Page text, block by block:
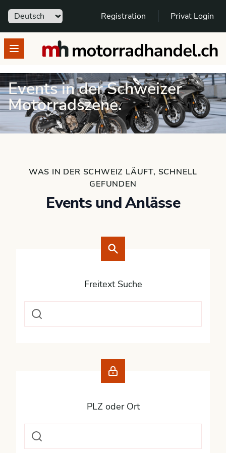
Sprache Registration Privat Login
Open menumotorradhandel.ch
Events in der Schweizer
Motorradszene.
WAS IN DER SCHWEIZ LÄUFT, SCHNELL
GEFUNDEN
Events und Anlässe
Freitext Suche
PLZ oder Ort